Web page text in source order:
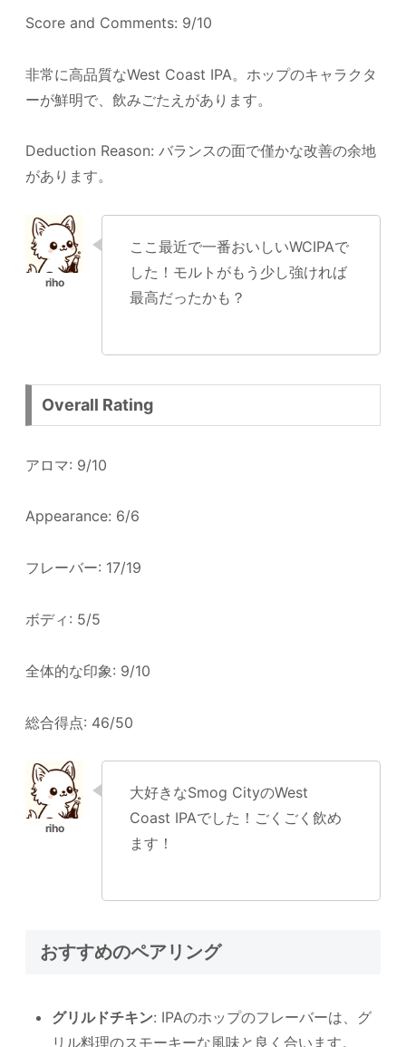
Score and Comments: 9/10
非常に高品質なWest Coast IPA。ホップのキャラクタ
ーが鮮明で、飲みごたえがあります。
Deduction Reason: バランスの面で僅かな改善の余地
があります。
ここ最近で一番おいしいWCIPAで
した！モルトがもう少し強ければ
最高だったかも？
Overall Rating
アロマ: 9/10
Appearance: 6/6
フレーバー: 17/19
ボディ: 5/5
全体的な印象: 9/10
総合得点: 46/50
大好きなSmog CityのWest
Coast IPAでした！ごくごく飲め
ます！
おすすめのペアリング
グリルドチキン: IPAのホップのフレーバーは、グ
リル料理のスモーキーな風味と良く合います。